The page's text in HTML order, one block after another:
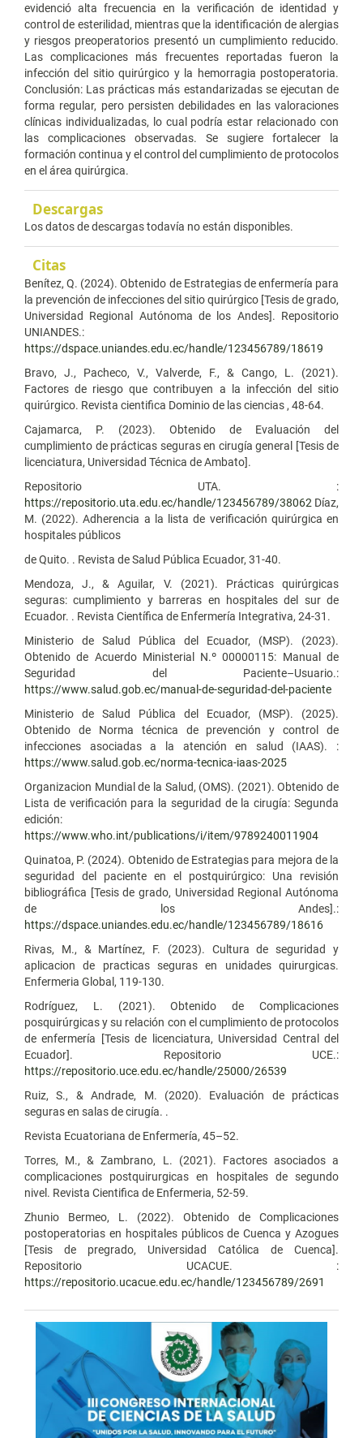
evidenció alta frecuencia en la verificación de identidad y
control de esterilidad, mientras que la identificación de alergias
y riesgos preoperatorios presentó un cumplimiento reducido.
Las complicaciones más frecuentes reportadas fueron la
infección del sitio quirúrgico y la hemorragia postoperatoria.
Conclusión: Las prácticas más estandarizadas se ejecutan de
forma regular, pero persisten debilidades en las valoraciones
clínicas individualizadas, lo cual podría estar relacionado con
las complicaciones observadas. Se sugiere fortalecer la
formación continua y el control del cumplimiento de protocolos
en el área quirúrgica.
Descargas
Los datos de descargas todavía no están disponibles.
Citas
Benítez, Q. (2024). Obtenido de Estrategias de enfermería para
la prevención de infecciones del sitio quirúrgico [Tesis de grado,
Universidad Regional Autónoma de los Andes]. Repositorio
UNIANDES.:
https://dspace.uniandes.edu.ec/handle/123456789/18619
Bravo, J., Pacheco, V., Valverde, F., & Cango, L. (2021).
Factores de riesgo que contribuyen a la infección del sitio
quirúrgico. Revista cientifica Dominio de las ciencias , 48-64.
Cajamarca, P. (2023). Obtenido de Evaluación del
cumplimiento de prácticas seguras en cirugía general [Tesis de
licenciatura, Universidad Técnica de Ambato].
Repositorio UTA. :
https://repositorio.uta.edu.ec/handle/123456789/38062 Díaz,
M. (2022). Adherencia a la lista de verificación quirúrgica en
hospitales públicos
de Quito. . Revista de Salud Pública Ecuador, 31-40.
Mendoza, J., & Aguilar, V. (2021). Prácticas quirúrgicas
seguras: cumplimiento y barreras en hospitales del sur de
Ecuador. . Revista Científica de Enfermería Integrativa, 24-31.
Ministerio de Salud Pública del Ecuador, (MSP). (2023).
Obtenido de Acuerdo Ministerial N.º 00000115: Manual de
Seguridad del Paciente–Usuario.:
https://www.salud.gob.ec/manual-de-seguridad-del-paciente
Ministerio de Salud Pública del Ecuador, (MSP). (2025).
Obtenido de Norma técnica de prevención y control de
infecciones asociadas a la atención en salud (IAAS). :
https://www.salud.gob.ec/norma-tecnica-iaas-2025
Organizacion Mundial de la Salud, (OMS). (2021). Obtenido de
Lista de verificación para la seguridad de la cirugía: Segunda
edición:
https://www.who.int/publications/i/item/9789240011904
Quinatoa, P. (2024). Obtenido de Estrategias para mejora de la
seguridad del paciente en el postquirúrgico: Una revisión
bibliográfica [Tesis de grado, Universidad Regional Autónoma
de los Andes].:
https://dspace.uniandes.edu.ec/handle/123456789/18616
Rivas, M., & Martínez, F. (2023). Cultura de seguridad y
aplicacion de practicas seguras en unidades quirurgicas.
Enfermeria Global, 119-130.
Rodríguez, L. (2021). Obtenido de Complicaciones
posquirúrgicas y su relación con el cumplimiento de protocolos
de enfermería [Tesis de licenciatura, Universidad Central del
Ecuador]. Repositorio UCE.:
https://repositorio.uce.edu.ec/handle/25000/26539
Ruiz, S., & Andrade, M. (2020). Evaluación de prácticas
seguras en salas de cirugía. .
Revista Ecuatoriana de Enfermería, 45–52.
Torres, M., & Zambrano, L. (2021). Factores asociados a
complicaciones postquirurgicas en hospitales de segundo
nivel. Revista Cientifica de Enfermeria, 52-59.
Zhunio Bermeo, L. (2022). Obtenido de Complicaciones
postoperatorias en hospitales públicos de Cuenca y Azogues
[Tesis de pregrado, Universidad Católica de Cuenca].
Repositorio UCACUE. :
https://repositorio.ucacue.edu.ec/handle/123456789/2691